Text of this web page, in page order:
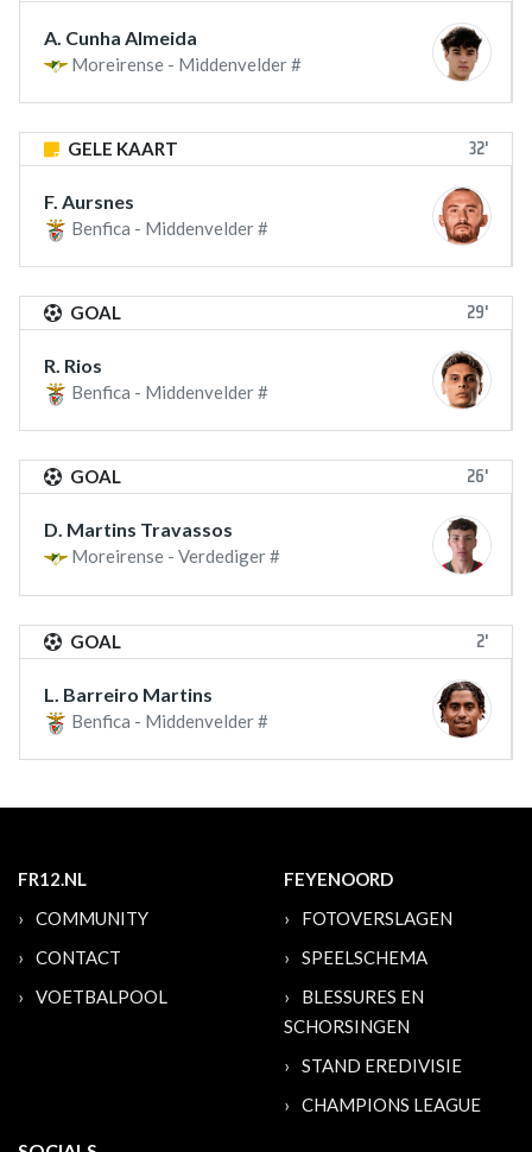
A. Cunha Almeida
Moreirense - Middenvelder #
GELE KAART 32'
F. Aursnes
Benfica - Middenvelder #
GOAL 29'
R. Rios
Benfica - Middenvelder #
GOAL 26'
D. Martins Travassos
Moreirense - Verdediger #
GOAL 2'
L. Barreiro Martins
Benfica - Middenvelder #
FR12.NL
COMMUNITY
CONTACT
VOETBALPOOL
FEYENOORD
FOTOVERSLAGEN
SPEELSCHEMA
BLESSURES EN
SCHORSINGEN
STAND EREDIVISIE
CHAMPIONS LEAGUE